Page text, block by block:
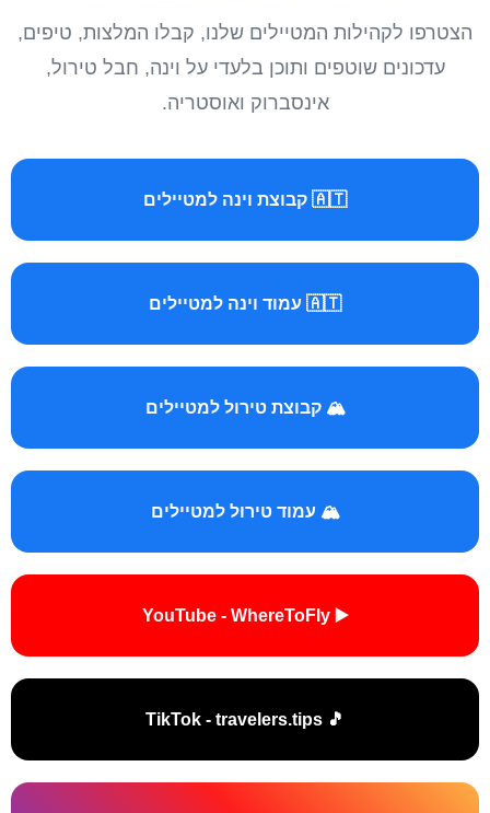
הצטרפו לקהילות המטיילים שלנו, קבלו המלצות, טיפים,
עדכונים שוטפים ותוכן בלעדי על וינה, חבל טירול,
אינסברוק ואוסטריה.
🇦🇹 קבוצת וינה למטיילים
🇦🇹 עמוד וינה למטיילים
🏔️ קבוצת טירול למטיילים
🏔️ עמוד טירול למטיילים
▶️ YouTube - WhereToFly
🎵 TikTok - travelers.tips